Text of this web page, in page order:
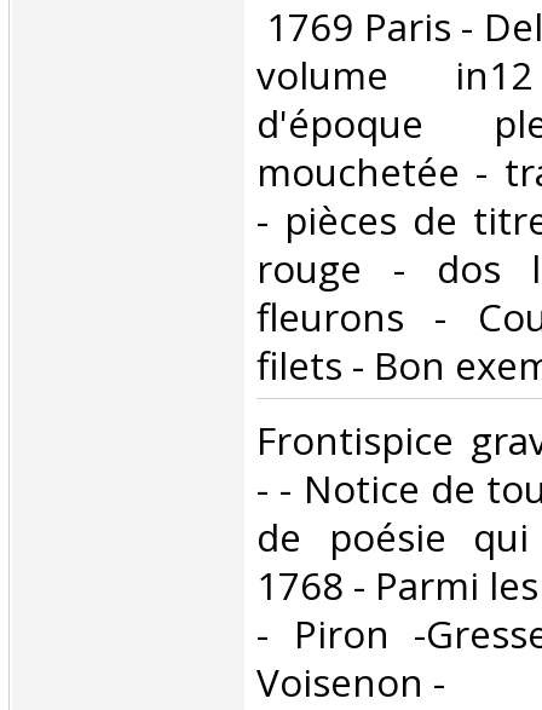
1769 Paris -
volume
d'époque
mouchetée -
- pièces de
rouge - dos
fleurons -
filets - Bon
‎Frontispice
- - Notice de
de poésie
1768 - Parmi
- Piron -
Voisenon - ‎